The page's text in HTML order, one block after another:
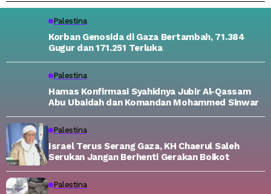
Palestina
Korban Genosida di Gaza Bertambah, 71.384
Gugur dan 171.251 Terluka
Palestina
Hamas Konfirmasi Syahidnya Jubir Al-Qassam
Abu Ubaidah dan Komandan Mohammed Sinwar
Palestina
Israel Terus Serang Gaza, KH Chaerul Saleh
Serukan Jangan Berhenti Gerakan Boikot
Palestina